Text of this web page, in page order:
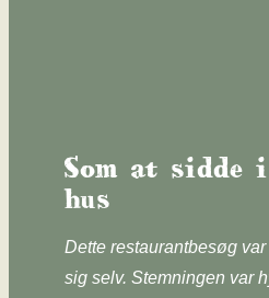
Som at sidde
hus
​Dette restaurantbesøg
sig selv. Stemningen var